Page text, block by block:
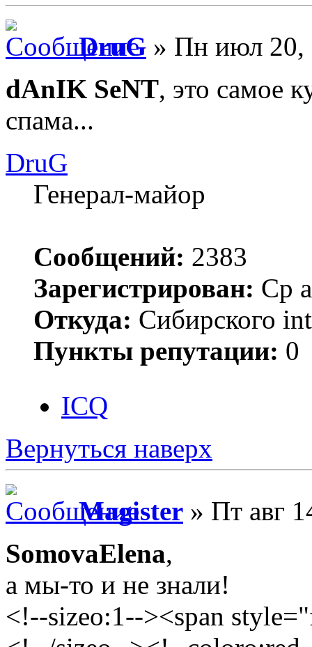
DruG » Пн июл 20,
dAnIK SeNT, это самое
спама...
DruG
Генерал-майор
Сообщений: 2383
Зарегистрирован: Ср
Откуда: Сибирского
Пункты репутации: 0
ICQ
Вернуться наверх
Magister » Пт авг
SomovaElena,
а мы-то и не знали!
<!--sizeo:1--><span